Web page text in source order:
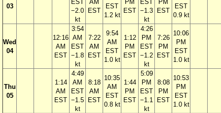
03
EST
−2.0
kt
AM
EST
EST
1.2 kt
PM
EST
EST
−1.3
kt
PM
EST
EST
0.9 kt
Wed
04
12:16
AM
EST
3:54
AM
EST
−1.8
kt
7:22
AM
EST
9:54
AM
EST
1.0 kt
1:12
PM
EST
4:26
PM
EST
−1.2
kt
7:26
PM
EST
10:06
PM
EST
1.0 kt
Thu
05
1:14
AM
EST
4:49
AM
EST
−1.5
kt
8:18
AM
EST
10:35
AM
EST
0.8 kt
1:44
PM
EST
5:09
PM
EST
−1.1
kt
8:08
PM
EST
10:53
PM
EST
1.0 kt